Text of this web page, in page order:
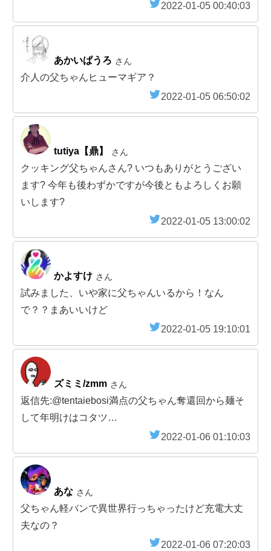
2022-01-05 00:40:03
あかいぱうろ さん
介人の父ちゃんヒューマギア？
2022-01-05 06:50:02
tutiya【鼎】 さん
クッキング父ちゃんさん? いつもありがとうござい
ます? 今年も後わずかですが今後ともよろしくお願
いします?
2022-01-05 13:00:02
かよすけ さん
試みました、いや家に父ちゃんいるから！なん
で？？まあいいけど
2022-01-05 19:10:01
ズミミ/zmm さん
返信先:@tentaiebosi満点の父ちゃん奪還回から麺そ
して年明けはコタツ…
2022-01-06 01:10:03
あな さん
父ちゃん軽バンで異世界行っちゃったけど充電大丈
夫なの？
2022-01-06 07:20:03